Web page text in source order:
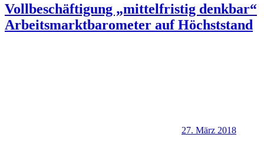
Vollbeschäftigung „mittelfristig denkbar“
Arbeitsmarktbarometer auf Höchststand
27. März 2018